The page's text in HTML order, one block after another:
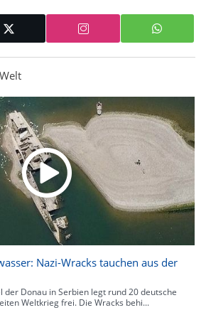
Nazi-Wracks tauchen aus der
der Donau in Serbien legt rund 20 deutsche
Weltkrieg frei. Die Wracks behi...